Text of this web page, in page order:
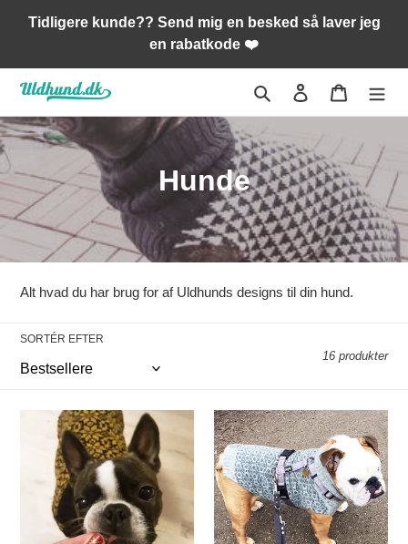
Tidligere kunde?? Send mig en besked så laver jeg
en rabatkode ❤️
Log ind
K
o
l
l
i
o
n
:
Hunde
Alt hvad du har brug for af Uldhunds designs til din hund.
SORTÉR EFTER
16 produkter
ikoniske
hundesweater,
STJERNE
den
ikoniske
hundesweater,
BOBLER